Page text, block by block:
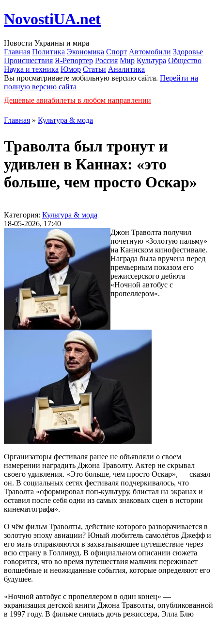
NovostiUA.net
Новости Украины и мира
Главная Политика Экономика Спорт Автомобили Здоровье
Происшествия Я-Репортер Россия Мир Культура Общество
Наука и техника Юмор Статьи Аналитика
Вы просматриваете мобильную версию сайта. Перейти на
полную версию сайта
Дешевые авиабилеты в любом направлении
Главная » Культура & мода
Траволта был тронут и
удивлен в Каннах: «это
больше, чем просто Оскар»
Категория: Культура & мода
18-05-2026, 17:40
Джон Траволта получил
почетную «Золотую пальму»
на Каннском кинофестивале.
Награда была вручена перед
премьерным показом его
режиссерского дебюта
«Ночной автобус с
пропеллером».
Организаторы фестиваля ранее не объявляли о своем
намерении наградить Джона Траволту. Актер не скрывал
своего удивления. «Это больше, чем просто Оскар», — сказал
он. В социальных сетях фестиваля подчеркивалось, что
Траволта «сформировал поп-культуру, блистал на экранах и
оставил после себя одни из самых знаковых сцен в истории
кинематографа».
О чём фильм Траволты, действие которого разворачивается в
золотую эпоху авиации? Юный любитель самолётов Джефф и
его мать отправляются в захватывающее путешествие через
всю страну в Голливуд. В официальном описании сюжета
говорится, что во время путешествия мальчик переживает
волшебные и неожиданные события, которые определяют его
будущее.
«Ночной автобус с пропеллером в один конец» —
экранизация детской книги Джона Траволты, опубликованной
в 1997 году. В фильме снялась дочь режиссера, Элла Блю